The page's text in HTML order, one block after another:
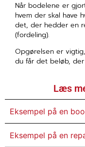
Når bodelene er
hvem der skal have
det, der hedder en
(fordeling).
Opgørelsen er
du får det beløb,
Læs
Eksempel på en
Eksempel på en